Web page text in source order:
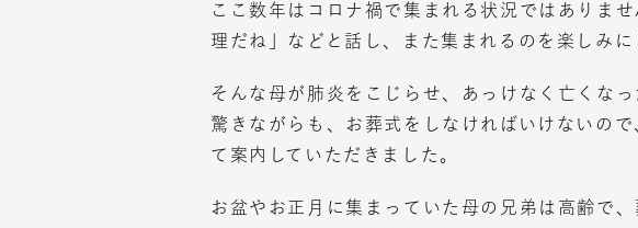
ここ数年はコロナ禍で集まれる状況ではありま
理だね」などと話し、また集まれるのを楽しみに
そんな母が肺炎をこじらせ、あっけなく亡くな
驚きながらも、お葬式をしなければいけないの
て案内していただきました。
お盆やお正月に集まっていた母の兄弟は高齢で